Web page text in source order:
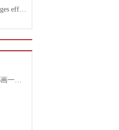
英语文摘:Chinese vice premier urges efforts to facilitate college graduate employment
88岁的艺术家在疫情期间每天都画一幅画